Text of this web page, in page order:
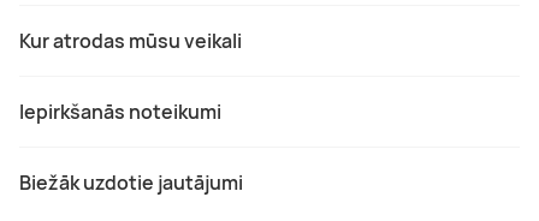
Kur atrodas mūsu veikali
Iepirkšanās noteikumi
Biežāk uzdotie jautājumi